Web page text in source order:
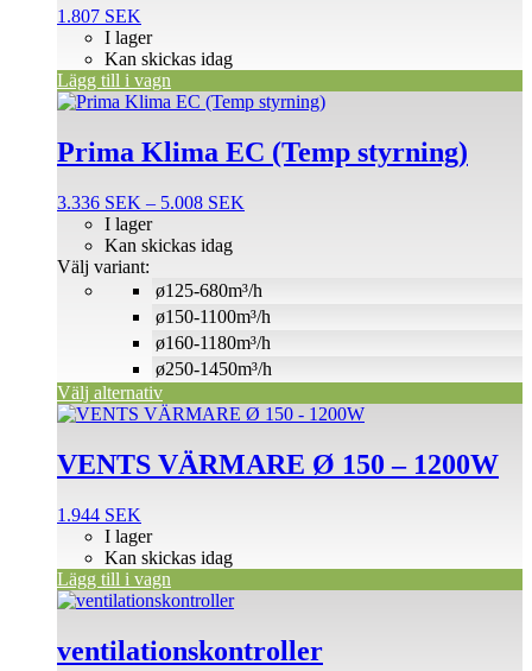
1.807 SEK
I lager
Kan skickas idag
Lägg till i vagn
Prima Klima EC (Temp styrning)
3.336 SEK – 5.008 SEK
ø125-680m³/h
ø150-1100m³/h
ø160-1180m³/h
ø250-1450m³/h
I lager
Kan skickas idag
Välj variant:
Välj alternativ
Den
produkten
har
varianter.
olika
alternativen
VENTS VÄRMARE Ø 150 – 1200W
1.944 SEK
I lager
Kan skickas idag
Lägg till i vagn
ventilationskontroller